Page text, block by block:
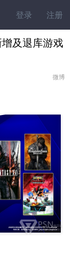
登录 注册
及退库游戏
微博